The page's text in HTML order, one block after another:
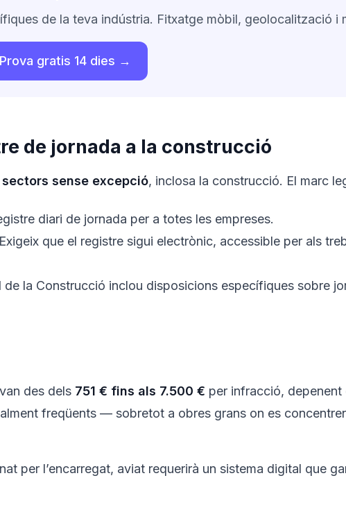
de la teva indústria. Fitxatge mòbil, geolocalització i
Prova gratis 14 dies →
de jornada a la construcció
sense excepció, inclosa la construcció. El marc
diari de jornada per a totes les empreses.
que el registre sigui electrònic, accessible per als
de la Construcció inclou disposicions específiques sobre
des dels 751 € fins als 7.500 € per infracció, depenent
freqüents — sobretot a obres grans on es
per l’encarregat, aviat requerirà un sistema digital que